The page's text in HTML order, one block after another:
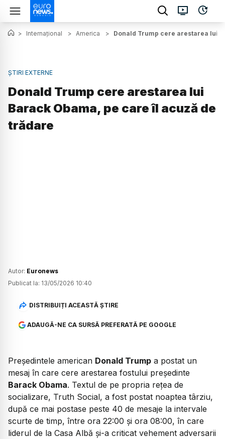
> Internațional > America > Donald Trump cere arestarea lui
ȘTIRI EXTERNE
Donald Trump cere arestarea lui
Barack Obama, pe care îl acuză de
trădare
Autor: Euronews
Publicat la: 13/05/2026 10:40
DISTRIBUIȚI ACEASTĂ ȘTIRE
ADAUGĂ-NE CA SURSĂ PREFERATĂ PE GOOGLE
Președintele american Donald Trump a postat un
mesaj în care cere arestarea fostului președinte
Barack Obama. Textul de pe propria rețea de
socializare, Truth Social, a fost postat noaptea târziu,
după ce mai postase peste 40 de mesaje la intervale
scurte de timp, între ora 22:00 și ora 08:00, în care
liderul de la Casa Albă și-a criticat vehement adversarii